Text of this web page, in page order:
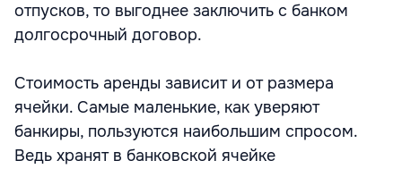
отпусков, то выгоднее заключить с банком
долгосрочный договор.
Стоимость аренды зависит и от размера
ячейки. Самые маленькие, как уверяют
банкиры, пользуются наибольшим спросом.
Ведь хранят в банковской ячейке